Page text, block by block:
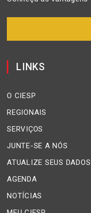
LINKS
O CIESP
REGIONAIS
SERVIÇOS
JUNTE-SE A NÓS
ATUALIZE SEUS DADOS
AGENDA
NOTÍCIAS